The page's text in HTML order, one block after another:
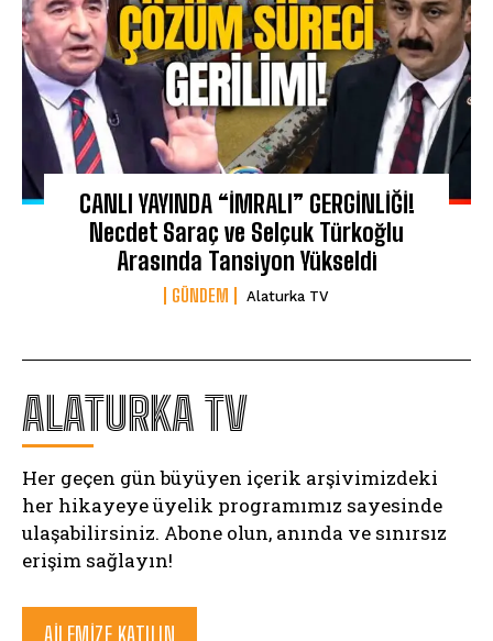
CANLI YAYINDA “İMRALI” GERGİNLİĞİ!
Necdet Saraç ve Selçuk Türkoğlu
Arasında Tansiyon Yükseldi
GÜNDEM Alaturka TV
ALATURKA TV
Her geçen gün büyüyen içerik arşivimizdeki
her hikayeye üyelik programımız sayesinde
ulaşabilirsiniz. Abone olun, anında ve sınırsız
erişim sağlayın!
AILEMIZE KATILIN